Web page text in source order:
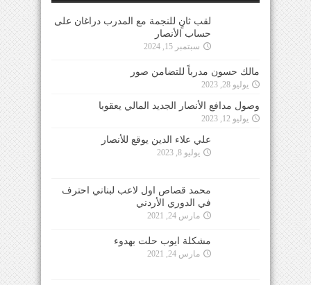
لقب ثانٍ للنجمة مع المدرب دراغان على
حساب الأنصار
سبتمبر 15, 2024
مالك حسون مدرباً للتضامن صور
يوليو 28, 2023
وصول مدافع الأنصار الجديد المالي يعقوبا
يوليو 12, 2023
علي علاء الدين يوقع للأنصار
يوليو 8, 2023
محمد قصاص اول لاعب لبناني احترف
في الدوري الأردني
مارس 24, 2021
مشكلة ايوب حلت بهدوء
مارس 24, 2021